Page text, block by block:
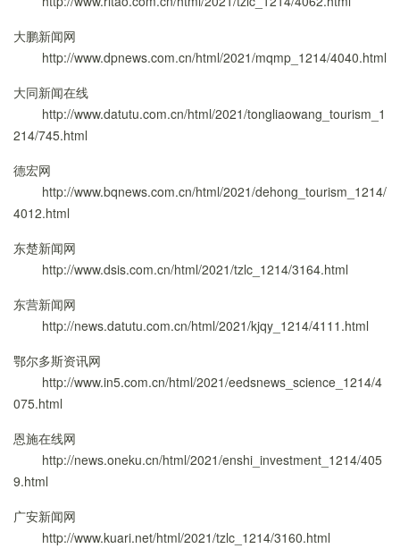
大鹏新闻网
http://www.dpnews.com.cn/html/2021/mqmp_1214/4040.html
大同新闻在线
http://www.datutu.com.cn/html/2021/tongliaowang_tourism_1
214/745.html
德宏网
http://www.bqnews.com.cn/html/2021/dehong_tourism_1214/
4012.html
东楚新闻网
http://www.dsis.com.cn/html/2021/tzlc_1214/3164.html
东营新闻网
http://news.datutu.com.cn/html/2021/kjqy_1214/4111.html
鄂尔多斯资讯网
http://www.in5.com.cn/html/2021/eedsnews_science_1214/4
075.html
恩施在线网
http://news.oneku.cn/html/2021/enshi_investment_1214/405
9.html
广安新闻网
http://www.kuari.net/html/2021/tzlc_1214/3160.html